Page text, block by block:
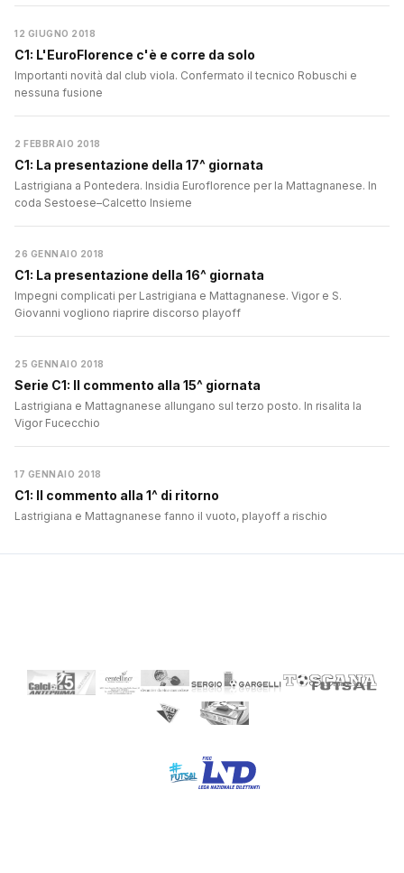
12 GIUGNO 2018
C1: L'EuroFlorence c'è e corre da solo
Importanti novità dal club viola. Confermato il tecnico Robuschi e
nessuna fusione
2 FEBBRAIO 2018
C1: La presentazione della 17^ giornata
Lastrigiana a Pontedera. Insidia Euroflorence per la Mattagnanese. In
coda Sestoese–Calcetto Insieme
26 GENNAIO 2018
C1: La presentazione della 16^ giornata
Impegni complicati per Lastrigiana e Mattagnanese. Vigor e S.
Giovanni vogliono riaprire discorso playoff
25 GENNAIO 2018
Serie C1: Il commento alla 15^ giornata
Lastrigiana e Mattagnanese allungano sul terzo posto. In risalita la
Vigor Fucecchio
17 GENNAIO 2018
C1: Il commento alla 1^ di ritorno
Lastrigiana e Mattagnanese fanno il vuoto, playoff a rischio